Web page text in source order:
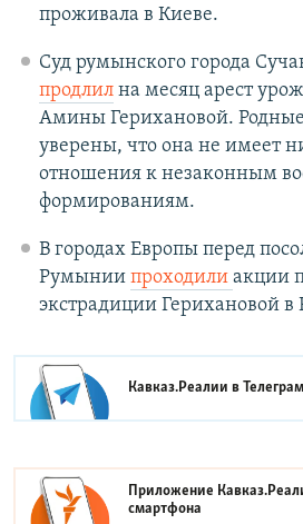
проживала в Киеве.
Суд румынского города
продлилна месяц арест
Амины Герихановой.
уверены, что она не имеет
отношения к незаконным
формированиям.
В городах Европы перед
Румынии проходили акции
экстрадиции Герихановой в
Кавказ.Реалии в
Приложение
смартфона